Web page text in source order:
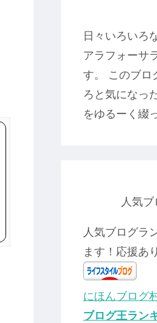
日々いろいろ
アラフォーサ
す。 このブロ
ろと気になっ
をゆるーく綴
人気
人気ブログラ
ます！応援あ
にほんブログ
ブログ王ラン